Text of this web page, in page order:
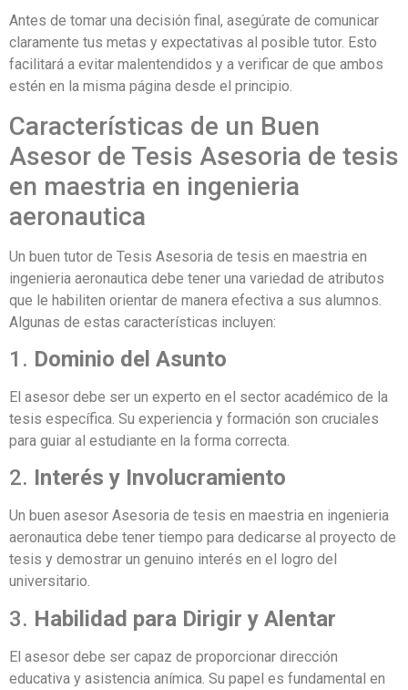
Antes de tomar una decisión final, asegúrate de comunicar
claramente tus metas y expectativas al posible tutor. Esto
facilitará a evitar malentendidos y a verificar de que ambos
estén en la misma página desde el principio.
Características de un Buen
Asesor de Tesis Asesoria de tesis
en maestria en ingenieria
aeronautica
Un buen tutor de Tesis Asesoria de tesis en maestria en
ingenieria aeronautica debe tener una variedad de atributos
que le habiliten orientar de manera efectiva a sus alumnos.
Algunas de estas características incluyen:
1. Dominio del Asunto
El asesor debe ser un experto en el sector académico de la
tesis específica. Su experiencia y formación son cruciales
para guiar al estudiante en la forma correcta.
2. Interés y Involucramiento
Un buen asesor Asesoria de tesis en maestria en ingenieria
aeronautica debe tener tiempo para dedicarse al proyecto de
tesis y demostrar un genuino interés en el logro del
universitario.
3. Habilidad para Dirigir y Alentar
El asesor debe ser capaz de proporcionar dirección
educativa y asistencia anímica. Su papel es fundamental en